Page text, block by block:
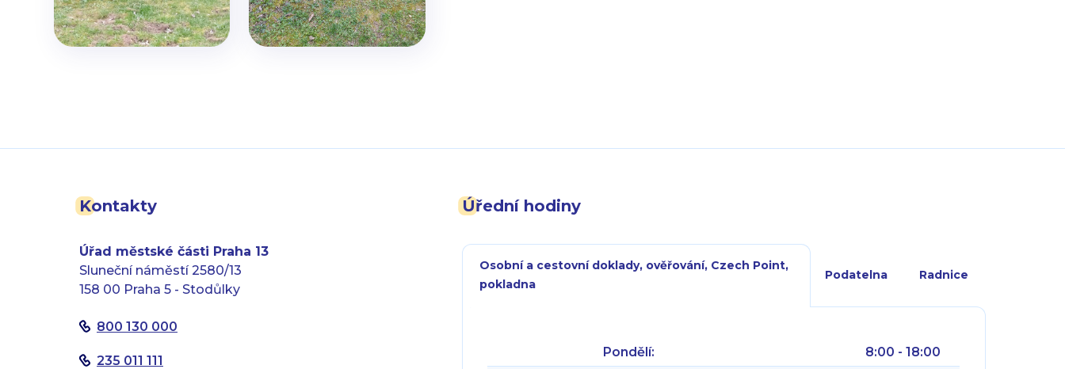
Kontakty
Úřad městské části Praha 13
Sluneční náměstí 2580/13
158 00 Praha 5 - Stodůlky
800 130 000
235 011 111
Úřední hodiny
Osobní a cestovní doklady, ověřování, Czech Point,
pokladna
Podatelna Radnice
Pondělí:
8:00 - 18:00